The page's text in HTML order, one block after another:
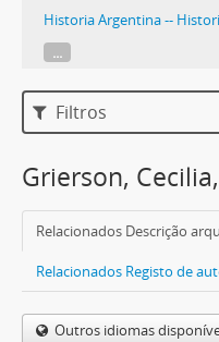
Historia Argentina --
...
Filtros
Grierson,
Relacionados Descrição
Relacionados Registo de
Outros idiomas